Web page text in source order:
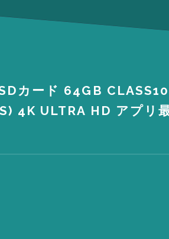
カード 64GB
4K ULTRA HD アプリ